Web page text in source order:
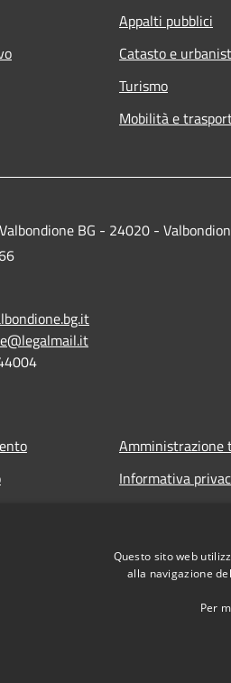
Appalti pubblici
Catasto e
Turismo
Mobilità e
BG - 24020 -
Amministrazione
Informativa
Dichiarazione di
Questo sito web
alla navigazione
Per